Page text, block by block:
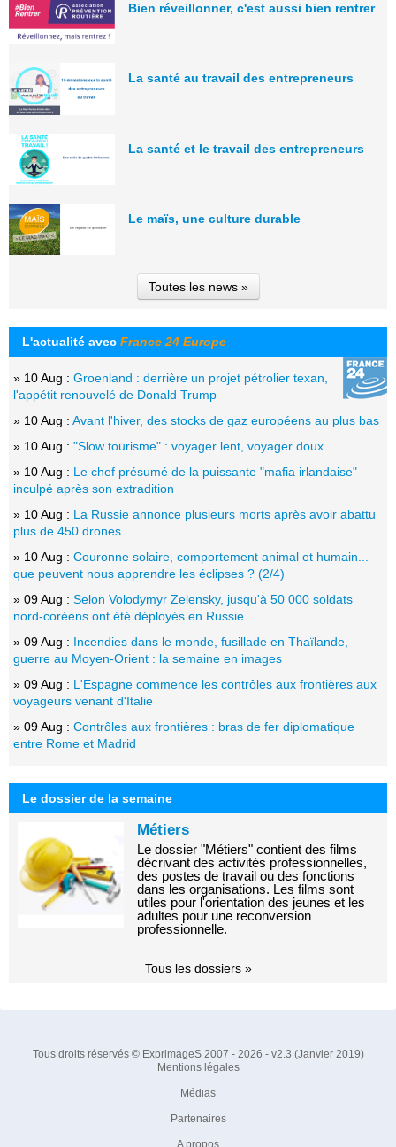
Bien réveillonner, c'est aussi bien rentrer
La santé au travail des entrepreneurs
La santé et le travail des entrepreneurs
Le maïs, une culture durable
Toutes les news »
L'actualité avec France 24 Europe
» 10 Aug : Groenland : derrière un projet pétrolier texan,
l'appétit renouvelé de Donald Trump
» 10 Aug : Avant l'hiver, des stocks de gaz européens au plus bas
» 10 Aug : "Slow tourisme" : voyager lent, voyager doux
» 10 Aug : Le chef présumé de la puissante "mafia irlandaise"
inculpé après son extradition
» 10 Aug : La Russie annonce plusieurs morts après avoir abattu
plus de 450 drones
» 10 Aug : Couronne solaire, comportement animal et humain...
que peuvent nous apprendre les éclipses ? (2/4)
» 09 Aug : Selon Volodymyr Zelensky, jusqu'à 50 000 soldats
nord-coréens ont été déployés en Russie
» 09 Aug : Incendies dans le monde, fusillade en Thaïlande,
guerre au Moyen-Orient : la semaine en images
» 09 Aug : L'Espagne commence les contrôles aux frontières aux
voyageurs venant d'Italie
» 09 Aug : Contrôles aux frontières : bras de fer diplomatique
entre Rome et Madrid
Le dossier de la semaine
Métiers
Le dossier "Métiers" contient des films
décrivant des activités professionnelles,
des postes de travail ou des fonctions
dans les organisations. Les films sont
utiles pour l'orientation des jeunes et les
adultes pour une reconversion
professionnelle.
Tous les dossiers »
Tous droits réservés © ExprimageS 2007 - 2026 - v2.3 (Janvier 2019)
Mentions légales
Médias
Partenaires
A propos